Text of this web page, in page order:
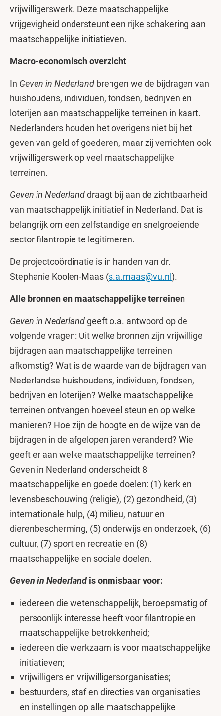
vrijwilligerswerk. Deze maatschappelijke
vrijgevigheid ondersteunt een rijke schakering aan
maatschappelijke initiatieven.
Macro-economisch overzicht
In Geven in Nederland brengen we de bijdragen van
huishoudens, individuen, fondsen, bedrijven en
loterijen aan maatschappelijke terreinen in kaart.
Nederlanders houden het overigens niet bij het
geven van geld of goederen, maar zij verrichten ook
vrijwilligerswerk op veel maatschappelijke
terreinen.
Geven in Nederlanddraagt bij aan de zichtbaarheid
van maatschappelijk initiatief in Nederland. Dat is
belangrijk om een zelfstandige en snelgroeiende
sector filantropie te legitimeren.
De projectcoördinatie is in handen van dr.
Stephanie Koolen-Maas (s.a.maas@vu.nl ).
Alle bronnen en maatschappelijke terreinen
Geven in Nederlandgeeft o.a. antwoord op de
volgende vragen: Uit welke bronnen zijn vrijwillige
bijdragen aan maatschappelijke terreinen
afkomstig? Wat is de waarde van de bijdragen van
Nederlandse huishoudens, individuen, fondsen,
bedrijven en loterijen? Welke maatschappelijke
terreinen ontvangen hoeveel steun en op welke
manieren? Hoe zijn de hoogte en de wijze van de
bijdragen in de afgelopen jaren veranderd? Wie
geeft er aan welke maatschappelijke terreinen?
Geven in Nederland onderscheidt 8
maatschappelijke en goede doelen: (1) kerk en
levensbeschouwing (religie), (2) gezondheid, (3)
internationale hulp, (4) milieu, natuur en
dierenbescherming, (5) onderwijs en onderzoek, (6)
cultuur, (7) sport en recreatie en (8)
maatschappelijke en sociale doelen.
Geven in Nederlandis onmisbaar voor:
iedereen die wetenschappelijk, beroepsmatig of
persoonlijk interesse heeft voor filantropie en
maatschappelijke betrokkenheid;
iedereen die werkzaam is voor maatschappelijke
initiatieven;
vrijwilligers en vrijwilligersorganisaties;
bestuurders, staf en directies van organisaties
en instellingen op alle maatschappelijke